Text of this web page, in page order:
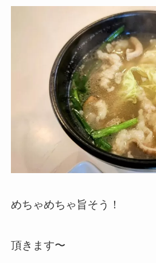
めちゃめちゃ旨そう！
頂きます〜